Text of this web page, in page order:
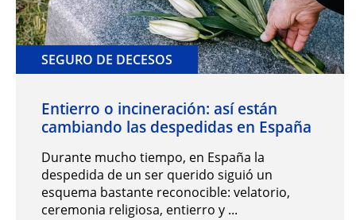
SEGURO DE DECESOS
Entierro o incineración: así están
cambiando las despedidas en España
Durante mucho tiempo, en España la
despedida de un ser querido siguió un
esquema bastante reconocible: velatorio,
ceremonia religiosa, entierro y ...